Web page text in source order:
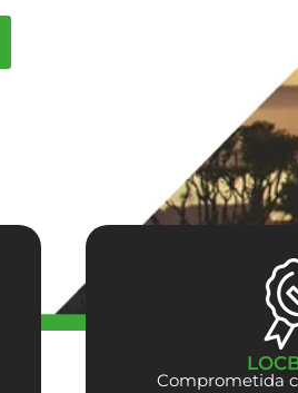
Comprometida